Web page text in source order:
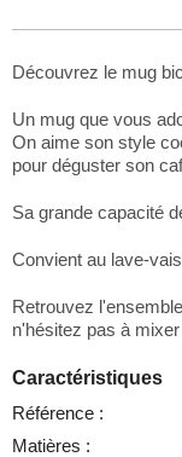
Découvrez le mug
Un mug que vous
On aime son style
pour déguster son
Sa grande capacité
Convient au lave-
Retrouvez
n'hésitez pas à
Caractéristiques
Référence :
Matières :